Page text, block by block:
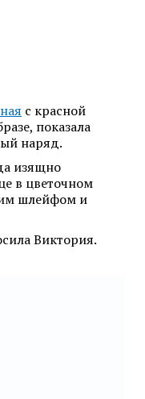
с красной
показала
наряд.
изящно
в цветочном
шлейфом и
Виктория.